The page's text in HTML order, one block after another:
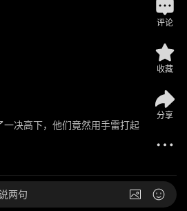
一决高下，他们竟然用手雷打起
评论
收藏
分享
两句